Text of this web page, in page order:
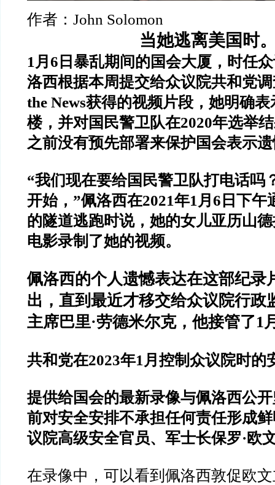
作者：John Solomon
当她逃离美国时
1月6日暴乱期间的国会大厦，时任
洛西根据本周提交给众议院共和党
the News获得的视频片段，她明确
楼，并对国民警卫队在2020年选举
之前没有预先部署来保护国会表示
“我们现在要给国民警卫队打电话吗
开始，”佩洛西在2021年1月6日下午
的隧道逃跑时说，她的女儿亚历山
电影录制了她的视频。
佩洛西的个人遗憾表达在这部纪录
出，直到最近才移交给众议院行政
主席巴里·劳德米尔克，他接管了1
共和党在2023年1月控制众议院时的
提供给国会的最新录像与佩洛西公
前对安全安排不承担任何责任形成
议院高级安全官员、军士长保罗·欧
在录像中，可以看到佩洛西敦促欧